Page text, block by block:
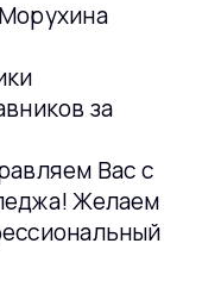
за
Вас с
Желаем